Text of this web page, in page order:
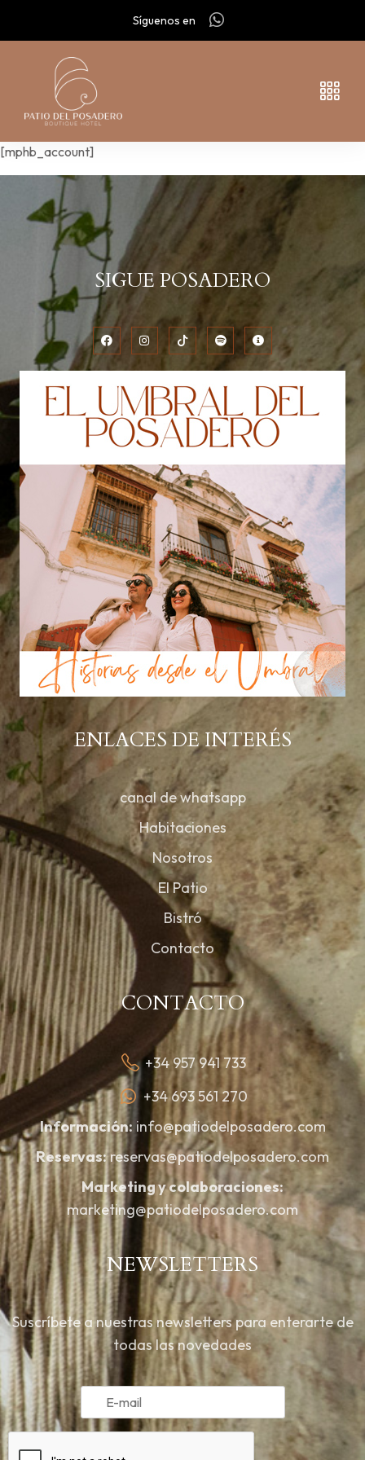
Síguenos en
[mphb_account]
SIGUE POSADERO
ENLACES DE INTERÉS
canal de whatsapp
Habitaciones
Nosotros
El Patio
Bistró
Contacto
CONTACTO
+34 957 941 733
+34 693 561 270
Información: info@patiodelposadero.com
Reservas:reservas@patiodelposadero.com
Marketing y colaboraciones:
marketing@patiodelposadero.com
NEWSLETTERS
Suscríbete a nuestras newsletters para enterarte de
todas las novedades